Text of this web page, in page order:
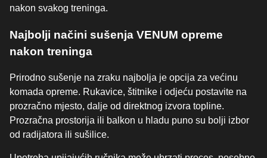
nakon svakog treninga.
Najbolji načini sušenja VENUM opreme
nakon treninga
Prirodno sušenje na zraku najbolja je opcija za većinu
komada opreme. Rukavice, štitnike i odjeću postavite na
prozračno mjesto, dalje od direktnog izvora topline.
Prozračna prostorija ili balkon u hladu puno su bolji izbor
od radijatora ili sušilice.